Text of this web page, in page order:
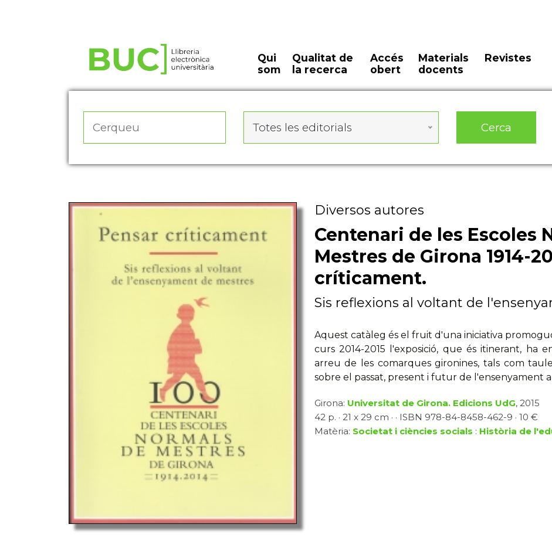
Qui
som
Qualitat de
la recerca
Accés
obert
Materials
docents
Revistes
Totes les editorials Cerca
Diversos autores
Centenari de les Escoles
Mestres de Girona 1914-
críticament.
Sis reflexions al voltant de
Aquest catàleg és el fruit d'una iniciativa
curs 2014-2015 l'exposició, que és itinerant, ha
arreu de les comarques gironines, tals com
sobre el passat, present i futur de l'ensenyament
Girona: Universitat de Girona. Edicions UdG, 2015
42 p. · 21 x 29 cm · · ISBN 978-84-8458-462-9 · 10 €
Matèria: Societat i ciències socials : Història de